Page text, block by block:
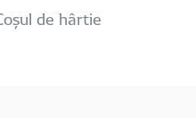
de hârtie